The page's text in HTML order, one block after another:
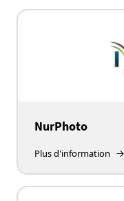
NurPhoto
Plus d'information